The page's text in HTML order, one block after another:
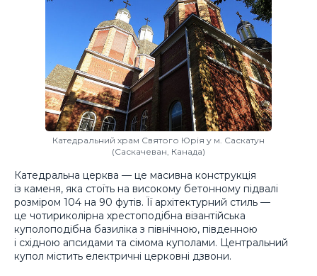
Катедральний храм Святого Юрія у м. Саскатун
(Саскачеван, Канада)
Катедральна церква — це масивна конструкція
із каменя, яка стоїть на високому бетонному підвалі
розміром 104 на 90 футів. Її архітектурний стиль —
це чотириколірна хрестоподібна візантійська
куполоподібна базиліка з північною, південною
і східною апсидами та сімома куполами. Центральний
купол містить електричні церковні дзвони.